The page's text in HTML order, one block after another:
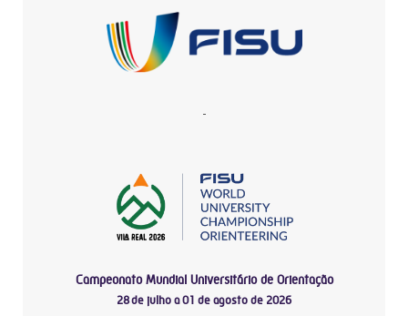
-
Campeonato Mundial Universitário de Orientação
28 de julho a 01 de agosto de 2026